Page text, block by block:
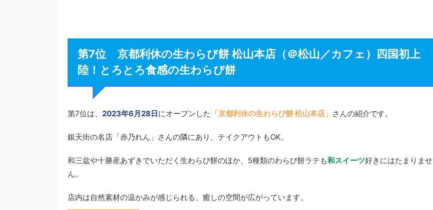
第7位 京都利休の生わらび餅 松山本店（＠松山／カフェ）四国初上
陸！とろとろ食感の生わらび餅
第7位は、 2023年6月28日 にオープンした 「京都利休の生わらび餅 松山本店」 さんの紹介です。
銀天街の名店「赤乃れん」さんの隣にあり、テイクアウトもOK。
和三盆や十勝産あずきでいただく生わらび餅のほか、5種類のわらび餅ラテも和スイーツ好きにはたまりませ
ん。
店内は自然素材の温かみが感じられる、癒しの空間が広がっています。